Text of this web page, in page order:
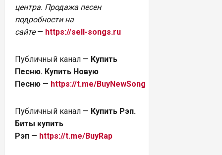
центра. Продажа песен
подробности на
сайте— https://sell-songs.ru
Публичный канал — Купить
Песню. Купить Новую
Песню — https://t.me/BuyNewSong
Публичный канал — Купить Рэп.
Биты купить
Рэп — https://t.me/BuyRap